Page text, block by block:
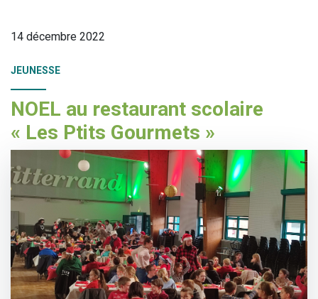
14 décembre 2022
JEUNESSE
NOEL au restaurant scolaire
« Les Ptits Gourmets »